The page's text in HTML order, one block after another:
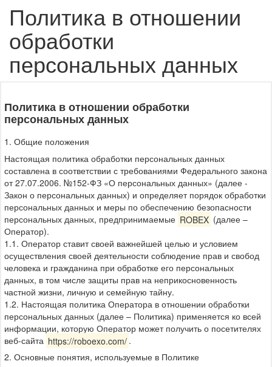
Политика в отношении
обработки
персональных данных
Политика в отношении обработки
персональных данных
1. Общие положения
Настоящая политика обработки персональных данных
составлена в соответствии с требованиями Федерального закона
от 27.07.2006. №152-ФЗ «О персональных данных» (далее -
Закон о персональных данных) и определяет порядок обработки
персональных данных и меры по обеспечению безопасности
персональных данных, предпринимаемые ROBEX (далее –
Оператор).
1.1. Оператор ставит своей важнейшей целью и условием
осуществления своей деятельности соблюдение прав и свобод
человека и гражданина при обработке его персональных
данных, в том числе защиты прав на неприкосновенность
частной жизни, личную и семейную тайну.
1.2. Настоящая политика Оператора в отношении обработки
персональных данных (далее – Политика) применяется ко всей
информации, которую Оператор может получить о посетителях
веб-сайта https://roboexo.com/ .
2. Основные понятия, используемые в Политике